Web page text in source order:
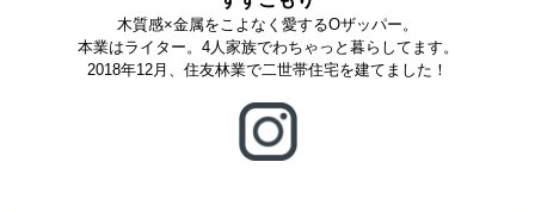
木質感×金属をこよなく愛するOザッパー。
本業はライター。4人家族でわちゃっと暮らしてます。
2018年12月、住友林業で二世帯住宅を建てました！